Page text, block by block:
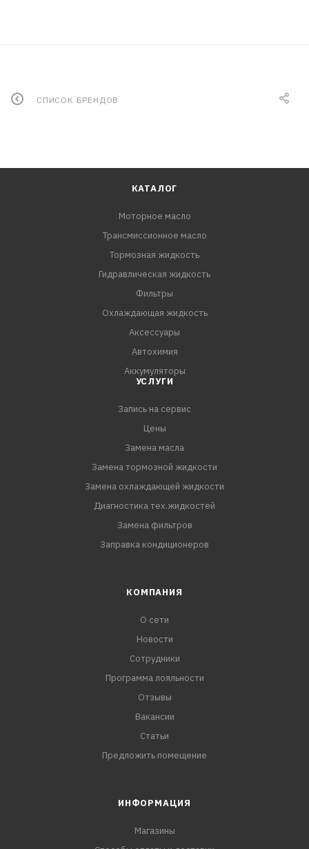
СПИСОК БРЕНДОВ
КАТАЛОГ
Моторное масло
Трансмиссионное масло
Тормозная жидкость
Гидравлическая жидкость
Фильтры
Охлаждающая жидкость
Аксессуары
Автохимия
Аккумуляторы
УСЛУГИ
Запись на сервис
Цены
Замена масла
Замена тормозной жидкости
Замена охлаждающей жидкости
Диагностика тех.жидкостей
Замена фильтров
Заправка кондиционеров
КОМПАНИЯ
О сети
Новости
Сотрудники
Программа лояльности
Отзывы
Вакансии
Статьи
Предложить помещение
ИНФОРМАЦИЯ
Магазины